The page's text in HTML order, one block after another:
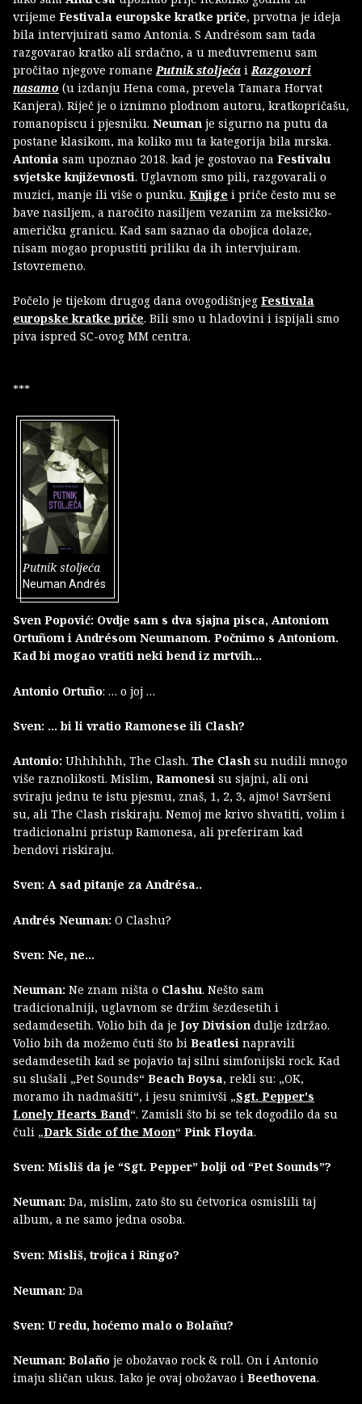
vrijeme Festivala europske kratke priče, prvotna je ideja
bila intervjuirati samo Antonia. S Andrésom sam tada
razgovarao kratko ali srdačno, a u međuvremenu sam
pročitao njegove romanePutnik stoljeća iRazgovori
nasamo (u izdanju Hena coma, prevela Tamara Horvat
Kanjera). Riječ je o iznimno plodnom autoru, kratkopričašu,
romanopiscu i pjesniku. Neuman je sigurno na putu da
postane klasikom, ma koliko mu ta kategorija bila mrska.
Antonia sam upoznao 2018. kad je gostovao na Festivalu
svjetske književnosti. Uglavnom smo pili, razgovarali o
muzici, manje ili više o punku. Knjige i priče često mu se
bave nasiljem, a naročito nasiljem vezanim za meksičko-
američku granicu. Kad sam saznao da obojica dolaze,
nisam mogao propustiti priliku da ih intervjuiram.
Istovremeno.
Počelo je tijekom drugog dana ovogodišnjeg Festivala
europske kratke priče. Bili smo u hladovini i ispijali smo
piva ispred SC-ovog MM centra.
***
Putnik stoljeća
Neuman Andrés
Sven Popović: Ovdje sam s dva sjajna pisca, Antoniom
Ortuñom i Andrésom Neumanom. Počnimo s Antoniom.
Kad bi mogao vratiti neki bend iz mrtvih…
Antonio Ortuño: … o joj …
Sven: … bi li vratio Ramonese ili Clash?
Antonio: Uhhhhhh, The Clash. The Clash su nudili mnogo
više raznolikosti. Mislim, Ramonesi su sjajni, ali oni
sviraju jednu te istu pjesmu, znaš, 1, 2, 3, ajmo! Savršeni
su, ali The Clash riskiraju. Nemoj me krivo shvatiti, volim i
tradicionalni pristup Ramonesa, ali preferiram kad
bendovi riskiraju.
Sven: A sad pitanje za Andrésa..
Andrés Neuman: O Clashu?
Sven: Ne, ne…
Neuman: Ne znam ništa o Clashu. Nešto sam
tradicionalniji, uglavnom se držim šezdesetih i
sedamdesetih. Volio bih da je Joy Division dulje izdržao.
Volio bih da možemo čuti što bi Beatlesi napravili
sedamdesetih kad se pojavio taj silni simfonijski rock. Kad
su slušali „Pet Sounds“ Beach Boysa, rekli su: „OK,
moramo ih nadmašiti“, i jesu snimivši „Sgt. Pepper's
Lonely Hearts Band“. Zamisli što bi se tek dogodilo da su
čuli „Dark Side of the Moon“ Pink Floyda.
Sven: Misliš da je “Sgt. Pepper” bolji od “Pet Sounds”?
Neuman: Da, mislim, zato što su četvorica osmislili taj
album, a ne samo jedna osoba.
Sven: Misliš, trojica i Ringo?
Neuman: Da
Sven: U redu, hoćemo malo o Bolañu?
Neuman: Bolaño je obožavao rock & roll. On i Antonio
imaju sličan ukus. Iako je ovaj obožavao i Beethovena.